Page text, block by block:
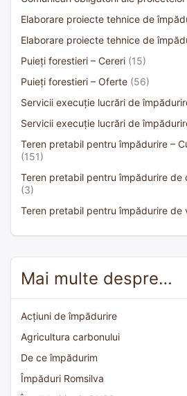
Elaborare proiecte tehnice de
Elaborare proiecte tehnice de
Puieți forestieri – Cereri (15)
Puieți forestieri – Oferte (56)
Servicii execuție lucrări de
Servicii execuție lucrări de
Teren pretabil pentru împădurire –
(151)
Teren pretabil pentru împădurire de
(3)
Teren pretabil pentru împădurire de
Mai multe despre…
Acțiuni de împădurire
Agricultura carbonului
De ce împădurim
Împăduri Romsilva